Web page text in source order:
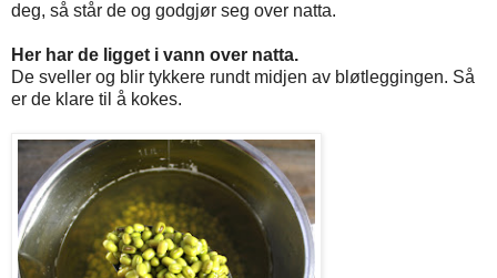
deg, så står de og godgjør seg over natta.
Her har de ligget i vann over natta.
De sveller og blir tykkere rundt midjen av bløtleggingen. Så
er de klare til å kokes.